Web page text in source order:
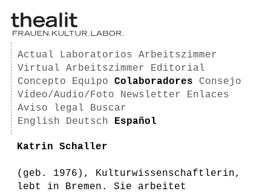
Actual Laboratorios
Arbeitszimmer
Virtual Arbeitszimmer
Editorial
Concepto
Equipo Colaboradores
Consejo
Vídeo/Audio/Foto
Newsletter
Enlaces
Aviso legal
Buscar
English
Deutsch Español
Katrin Schaller
(geb. 1976), Kulturwissenschaftlerin,
lebt in Bremen. Sie arbeitet